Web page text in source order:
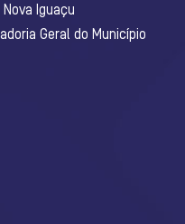
Iguaçu
Geral do Município